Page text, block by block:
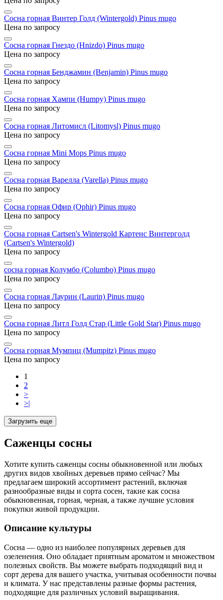
Сосна горная Винтер Голд (Wintergold) Pinus mugo
Цена по запросу
Сосна горная Гнездо (Hnizdo) Pinus mugo
Цена по запросу
Сосна горная Бенджамин (Benjamin) Pinus mugo
Цена по запросу
Сосна горная Хампи (Humpy) Pinus mugo
Цена по запросу
Сосна горная Литомисл (Litomysl) Pinus mugo
Цена по запросу
Сосна горная Mini Mops Pinus mugo
Цена по запросу
Сосна горная Варелла (Varella) Pinus mugo
Цена по запросу
Сосна горная Офир (Ophir) Pinus mugo
Цена по запросу
Сосна горная Cartsen's Wintergold Картенс Винтерголд
(Cartsen's Wintergold)
Цена по запросу
сосна горная Колумбо (Columbo) Pinus mugo
Цена по запросу
Сосна горная Лаурин (Laurin) Pinus mugo
Цена по запросу
Сосна горная Литл Голд Стар (Little Gold Star) Pinus mugo
Цена по запросу
Сосна горная Мумпиц (Mumpitz) Pinus mugo
Цена по запросу
1
2
>
>|
Загрузить еще
Саженцы сосны
Хотите купить саженцы сосны обыкновенной или любых
других видов хвойных деревьев прямо сейчас? Мы
предлагаем широкий ассортимент растений, включая
разнообразные виды и сорта сосен, такие как сосна
обыкновенная, горная, черная, а также лучшие условия
покупки живой продукции.
Описание культуры
Сосна — одно из наиболее популярных деревьев для
озеленения. Оно обладает приятным ароматом и множеством
полезных свойств. Вы можете выбрать подходящий вид и
сорт дерева для вашего участка, учитывая особенности почвы
и климата. У нас представлены разные формы растения,
подходящие для различных условий выращивания.